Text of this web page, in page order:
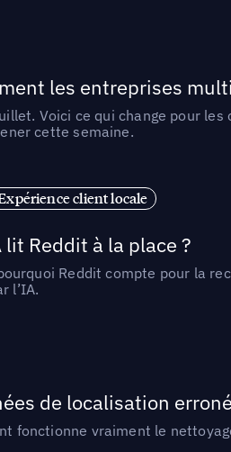
les entreprises
Voici ce qui change pour
cette semaine.
client locale
Reddit à la place ?
Reddit compte pour la
l’IA.
de localisation
fonctionne vraiment le